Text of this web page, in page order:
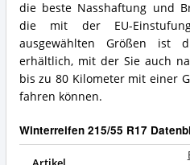
die beste Nasshaftung und
die mit der EU-
ausgewählten Größen ist
erhältlich, mit der Sie auch
bis zu 80 Kilometer mit einer
fahren können.
Winterreifen 215/55 R17